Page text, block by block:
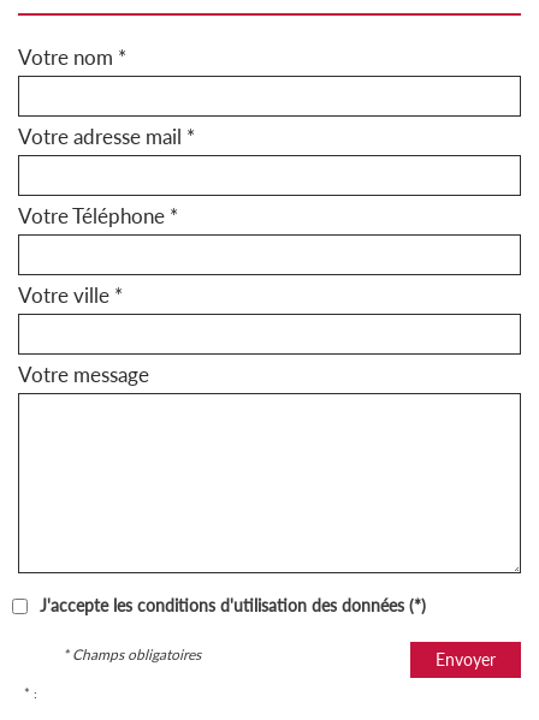
Votre nom *
Votre adresse mail *
Votre Téléphone *
Votre ville *
Votre message
J'accepte les conditions d'utilisation des données (*)
Envoyer
* Champs obligatoires
* :